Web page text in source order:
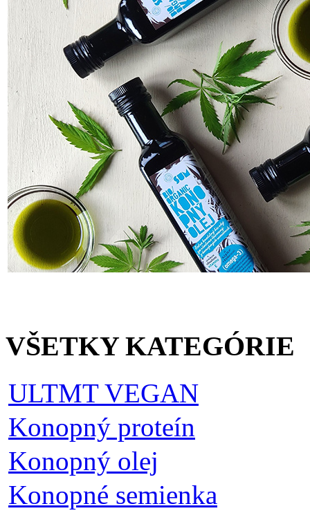
VŠETKY KATEGÓRIE
ULTMT VEGAN
Konopný proteín
Konopný olej
Konopné semienka